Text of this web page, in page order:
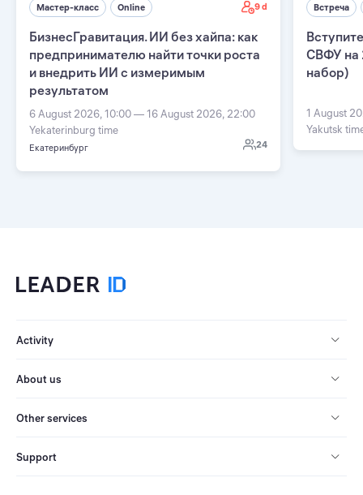
Мастер-класс Online 9 d
БизнесГравитация. ИИ без хайпа: как
предпринимателю найти точки роста
и внедрить ИИ с измеримым
результатом
6 August 2026, 10:00 — 16 August 2026, 22:00
Yekaterinburg time
Екатеринбург 24
Встреча
СВФУ на
набор)
1 August
Yakutsk
Activity
About us
Other services
Support